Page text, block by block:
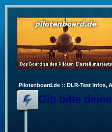
Pilotenboard.de :: DLR-Test Infos,
Gib bitte